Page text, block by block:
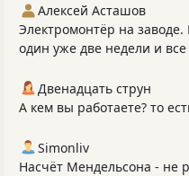
Алексей Асташов
Электромонтёр на
один уже две недели и
Двенадцать струн
А кем вы работаете? то
Simonliv
Насчёт Мендельсона - не